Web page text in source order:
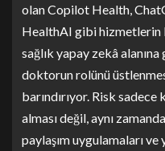
olan Copilot Health,
HealthAI gibi hizmetlerin
sağlık yapay zekâ
doktorun rolünü
barındırıyor. Risk sadece
alması değil, aynı
paylaşım uygulamaları